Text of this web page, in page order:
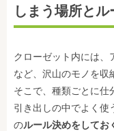
しまう場所とル
クローゼット内には、
など、沢山のモノを収
そこで、種類ごとに仕
引き出しの中でよく使
のルール決めをしてお